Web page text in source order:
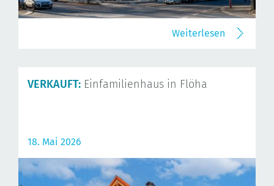
Weiterlesen
VERKAUFT: Einfamilienhaus in Flöha
18. Mai 2026